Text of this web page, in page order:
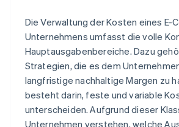
Die Verwaltung der Kosten eines E-
Unternehmens umfasst die volle
Hauptausgabenbereiche. Dazu
Strategien, die es dem
langfristige nachhaltige Margen zu
besteht darin, feste und variable
unterscheiden. Aufgrund dieser
Unternehmen verstehen, welche